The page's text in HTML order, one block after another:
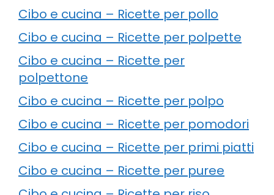
Cibo e cucina – Ricette per pollo
Cibo e cucina – Ricette per polpette
Cibo e cucina – Ricette per
polpettone
Cibo e cucina – Ricette per polpo
Cibo e cucina – Ricette per pomodori
Cibo e cucina – Ricette per primi piatti
Cibo e cucina – Ricette per puree